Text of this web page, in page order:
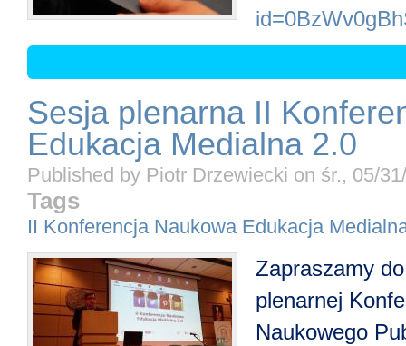
Sesja plenarna II
Edukacja Medialna 2.0
Published by Piotr Drzewiecki on śr., 05/
Tags
II Konferencja Naukowa Edukacja
Zapraszamy
plenarnej
Naukowego